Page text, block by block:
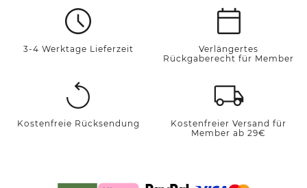
3-4 Werktage Lieferzeit
Verlängertes
Rückgaberecht für Member
Kostenfreie Rücksendung
Kostenfreier Versand für
Member ab 29€